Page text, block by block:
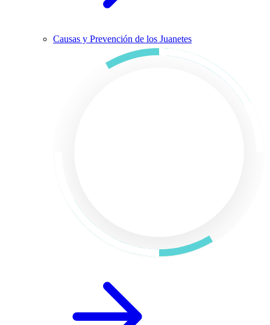
Causas y Prevención de los Juanetes